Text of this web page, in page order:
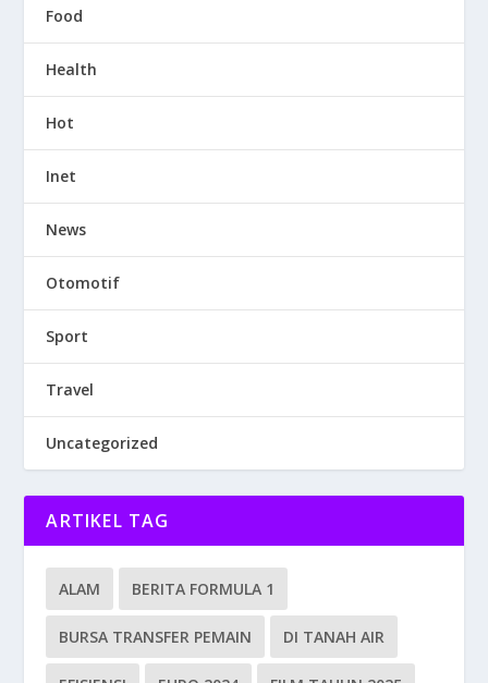
Food
Health
Hot
Inet
News
Otomotif
Sport
Travel
Uncategorized
ARTIKEL TAG
ALAM BERITA FORMULA 1
BURSA TRANSFER PEMAIN DI TANAH AIR